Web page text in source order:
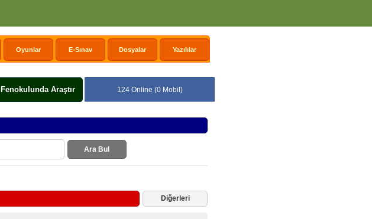
Oyunlar E-Sınav Dosyalar Yazılılar
Fenokulunda Araştır 124 Online (0 Mobil)
Ara Bul
Diğerleri